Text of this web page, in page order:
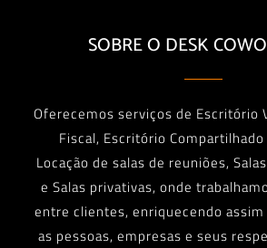
SOBRE O DESK
Oferecemos serviços de Escritório
Fiscal, Escritório
Locação de salas de reuniões,
e Salas privativas, onde
entre clientes, enriquecendo
as pessoas, empresas e seus